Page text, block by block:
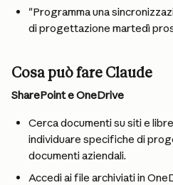
"Programma una
di progettazione martedì
Cosa può fare Claude
SharePoint e OneDrive
Cerca documenti su siti e
individuare specifiche di
documenti aziendali.
Accedi ai file archiviati in